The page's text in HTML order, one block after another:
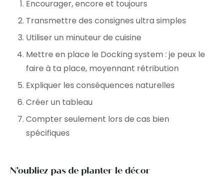
Encourager, encore et toujours
Transmettre des consignes ultra simples
Utiliser un minuteur de cuisine
Mettre en place le Docking system : je peux le
faire à ta place, moyennant rétribution
Expliquer les conséquences naturelles
Créer un tableau
Compter seulement lors de cas bien
spécifiques
N’oubliez pas de planter le décor